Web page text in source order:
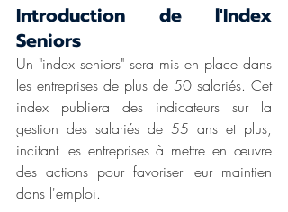
Introduction de l'Index
Seniors
Un "index seniors" sera mis en place dans
les entreprises de plus de 50 salariés. Cet
index publiera des indicateurs sur la
gestion des salariés de 55 ans et plus,
incitant les entreprises à mettre en œuvre
des actions pour favoriser leur maintien
dans l'emploi.